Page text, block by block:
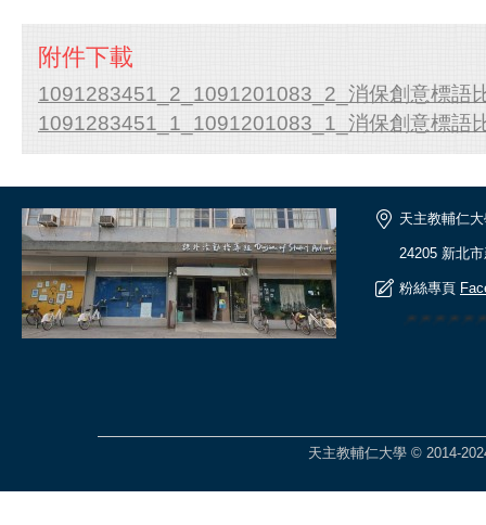
附件下載
1091283451_2_1091201083_2_消保創意標語
1091283451_1_1091201083_1_消保創意標語
天主教輔仁
24205 新北
粉絲專頁
天主教輔仁大學 © 2014-